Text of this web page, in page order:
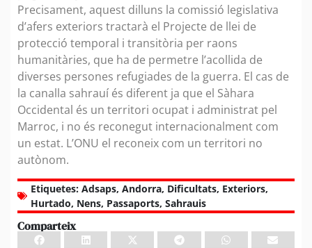
Precisament, aquest dilluns la comissió legislativa
d’afers exteriors tractarà el Projecte de llei de
protecció temporal i transitòria per raons
humanitàries, que ha de permetre l’acollida de
diverses persones refugiades de la guerra. El cas de
la canalla sahrauí és diferent ja que el Sàhara
Occidental és un territori ocupat i administrat pel
Marroc, i no és reconegut internacionalment com
un estat. L’ONU el reconeix com un territori no
autònom.
Etiquetes: Adsaps, Andorra, Dificultats, Exteriors,
Hurtado, Nens, Passaports, Sahrauis
Comparteix